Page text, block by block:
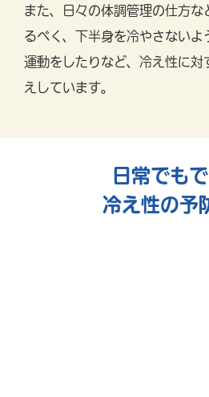
また、日々の体調管理の仕方
るべく、下半身を冷やさない
運動をしたりなど、冷え性に
えしています。
日常でも
冷え性の予